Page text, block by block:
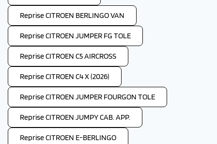
Reprise CITROEN BERLINGO VAN
Reprise CITROEN JUMPER FG TOLE
Reprise CITROEN C5 AIRCROSS
Reprise CITROEN C4 X (2026)
Reprise CITROEN JUMPER FOURGON TOLE
Reprise CITROEN JUMPY CAB. APP.
Reprise CITROEN E-BERLINGO